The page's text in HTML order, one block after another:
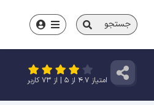
جستجو
امتیاز 4.7 از 5 | از 73 کاربر